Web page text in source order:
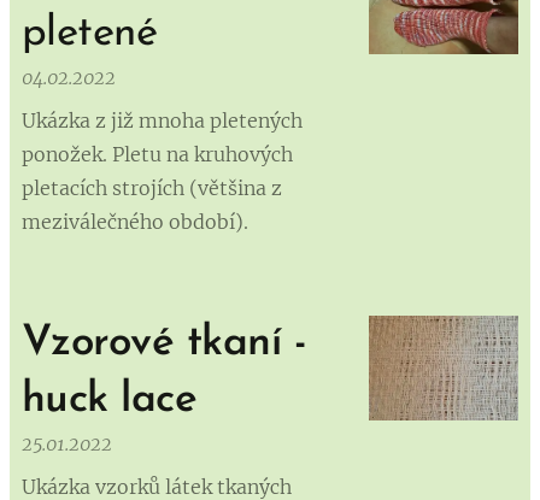
pletené
04.02.2022
Ukázka z již mnoha pletených
ponožek. Pletu na kruhových
pletacích strojích (většina z
meziválečného období).
Vzorové tkaní -
huck lace
25.01.2022
Ukázka vzorků látek tkaných